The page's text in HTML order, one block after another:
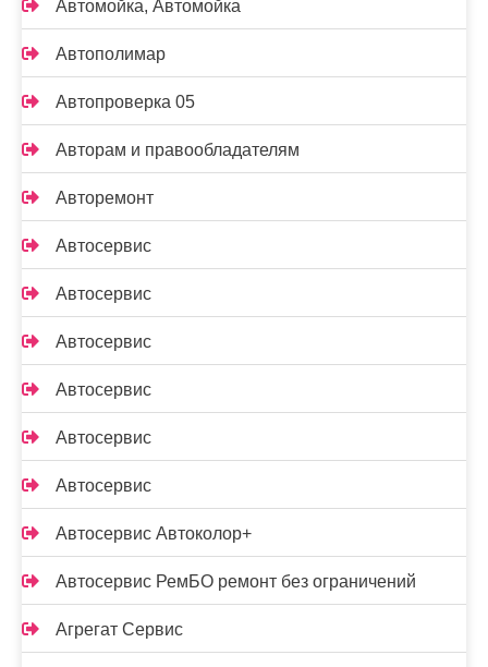
Автомойка, Автомойка
Автополимар
Автопроверка 05
Авторам и правообладателям
Авторемонт
Автосервис
Автосервис
Автосервис
Автосервис
Автосервис
Автосервис
Автосервис Автоколор+
Автосервис РемБО ремонт без ограничений
Агрегат Сервис